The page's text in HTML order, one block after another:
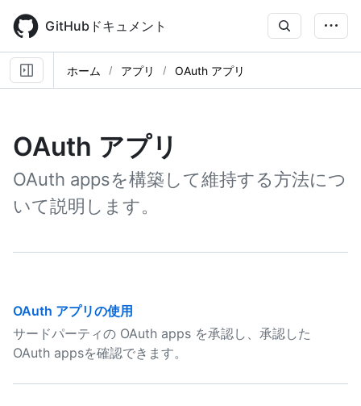
main
content
GitHubドキュメント
ホーム アプリ OAuth アプリ
OAuth アプリ
OAuth appsを構築して維持する方法につ
いて説明します。
OAuth アプリの使用
サードパーティの OAuth apps を承認し、承認した
OAuth appsを確認できます。